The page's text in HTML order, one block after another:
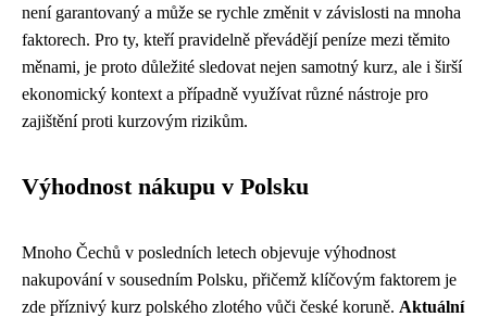
není garantovaný a může se rychle změnit v závislosti na mnoha
faktorech. Pro ty, kteří pravidelně převádějí peníze mezi těmito
měnami, je proto důležité sledovat nejen samotný kurz, ale i širší
ekonomický kontext a případně využívat různé nástroje pro
zajištění proti kurzovým rizikům.
Výhodnost nákupu v Polsku
Mnoho Čechů v posledních letech objevuje výhodnost
nakupování v sousedním Polsku, přičemž klíčovým faktorem je
zde příznivý kurz polského zlotého vůči české koruně. Aktuální